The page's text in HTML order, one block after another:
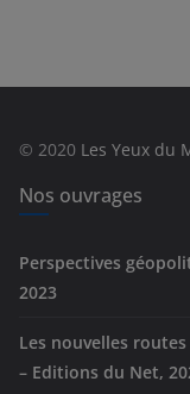
e
s
© 2020 Les Yeux du
Nos ouvrages
Perspectives
2023
Les nouvelles
– Editions du Net,